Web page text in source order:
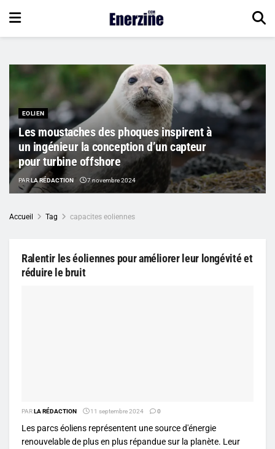
EOLIEN
Les moustaches des phoques inspirent à
un ingénieur la conception d’un capteur
pour turbine offshore
PARLA RÉDACTION 7 novembre 2024
Accueil Tag capacites eoliennes
Ralentir les éoliennes pour améliorer leur longévité et
réduire le bruit
PARLA RÉDACTION 11 septembre 2024 0
Les parcs éoliens représentent une source d'énergie
renouvelable de plus en plus répandue sur la planète. Leur